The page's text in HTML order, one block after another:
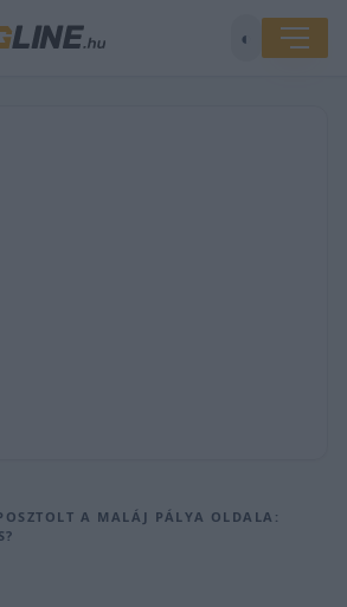
◐
A MALÁJ PÁLYA OLDALA: